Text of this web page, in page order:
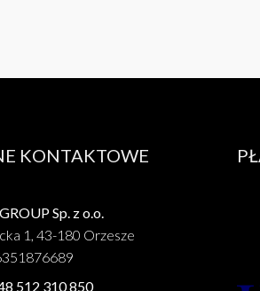
KONTAKTOWE
Sp. z o.o.
1, 43-180 Orzesze
512 310 850